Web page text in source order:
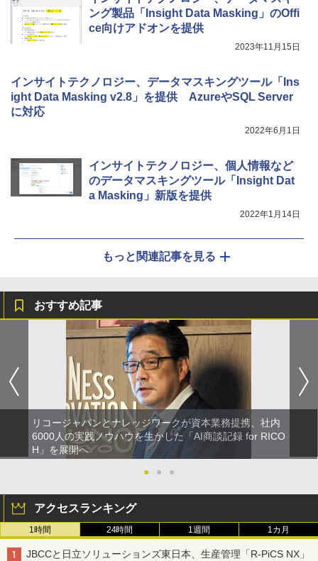
ング製品「Insight Data Masking」のOffi
ce向けアドオンを提供
2023年11月15日
インサイトテクノロジー、データマスキングツール「Ins
ight Data Masking v2.8」を提供 AzureやSQL Server
に対応
2022年6月1日
インサイトテクノロジー、個人情報など
のデータマスキングツール「Insight Dat
a Masking」新版を提供
2022年1月14日
もっと関連記事を見る
おすすめ記事
リコージャパンとナレッジワークが資本業務提携、社内
6000人の実践ノウハウを生かした「AI商談記録 for RICO
H」を展開へ
●
● ●
アクセスランキング
1時間 24時間 1週間 1カ月
JBCCと日立ソリューションズ東日本、生産管理「R-PiCS NX」